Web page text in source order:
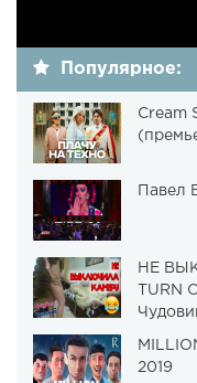
Популярное:
Cream
Павел
НЕ
TURN
2019